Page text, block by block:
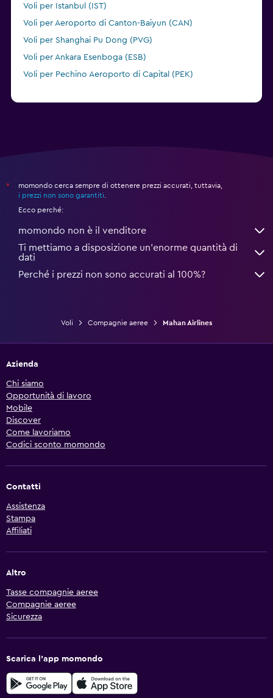
Voli per Istanbul (IST)
Voli per Aeroporto di Canton-Baiyun (CAN)
Voli per Shanghai Pu Dong (PVG)
Voli per Ankara Esenboga (ESB)
Voli per Pechino Aeroporto di Capital (PEK)
*
momondo cerca sempre di ottenere prezzi accurati, tuttavia,
i prezzi non sono garantiti
Ecco perché:
momondo non è il venditore
Ti mettiamo a disposizione un’enorme quantità di
dati
Perché i prezzi non sono accurati al 100%?
Voli Compagnie aeree Mahan Airlines
Azienda
Chi siamo
Opportunità di lavoro
Mobile
Discover
Come lavoriamo
Codici sconto momondo
Contatti
Assistenza
Stampa
Affiliati
Altro
Tasse compagnie aeree
Compagnie aeree
Sicurezza
Scarica l'app momondo